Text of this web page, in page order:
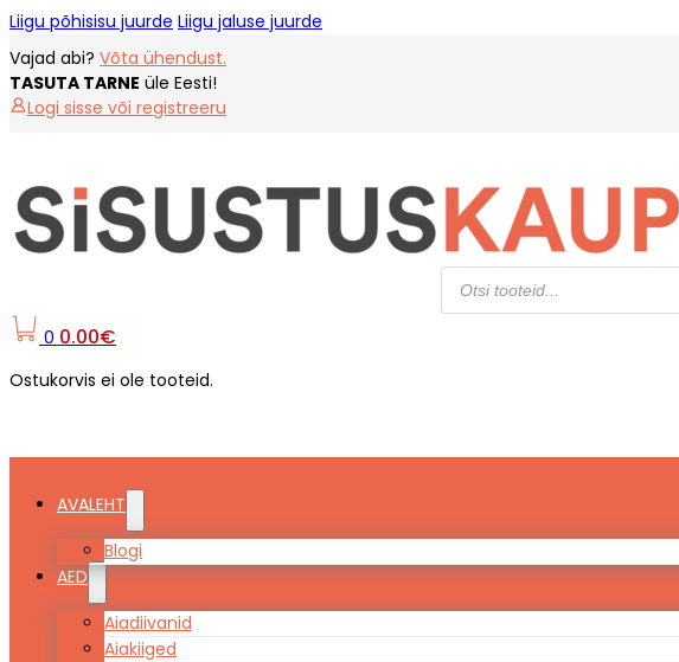
Liigu põhisisu juurde Liigu jaluse juurde
Vajad abi? Võta ühendust.
TASUTA TARNE üle Eesti!
Logi sisse või registreeru
Products
search
0 0.00€
Ostukorvis ei ole tooteid.
AVALEHT
Blogi
AED
Aiadiivanid
Aiakiiged